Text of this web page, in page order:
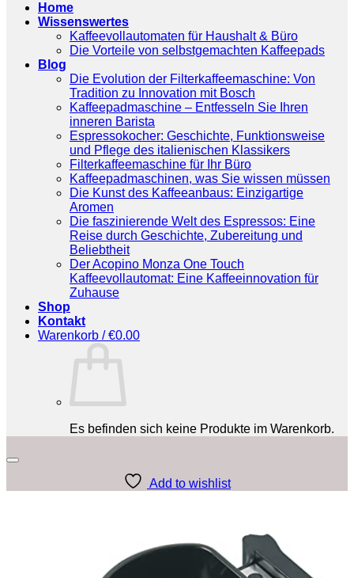
Home
Wissenswertes
Kaffeevollautomaten für Haushalt & Büro
Die Vorteile von selbstgemachten Kaffeepads
Blog
Die Evolution der Filterkaffeemaschine: Von
Tradition zu Innovation mit Bosch
Kaffeepadmaschine – Entfesseln Sie Ihren
inneren Barista
Espressokocher: Geschichte, Funktionsweise
und Pflege des italienischen Klassikers
Filterkaffeemaschine für Ihr Büro
Kaffeepadmaschinen, was Sie wissen müssen
Die Kunst des Kaffeeanbaus: Einzigartige
Aromen
Die faszinierende Welt des Espressos: Eine
Reise durch Geschichte, Zubereitung und
Beliebtheit
Der Acopino Monza One Touch
Kaffeevollautomat: Eine Kaffeeinnovation für
Zuhause
Shop
Kontakt
Warenkorb /€0.00
Es befinden sich keine Produkte im Warenkorb.
Add to wishlist